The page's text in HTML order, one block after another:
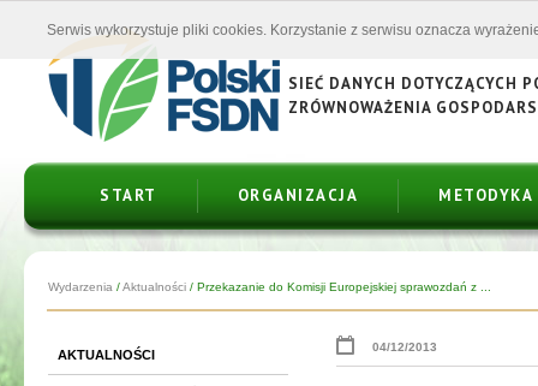
SIEĆ DANYCH DOTYCZĄCYCH
ZRÓWNOWAŻENIA
START ORGANIZACJA METODYKA
Wydarzenia /Aktualności / Przekazanie do Komisji Europejskiej sprawozdań z ...
AKTUALNOŚCI
04/12/2013
Serwis wykorzystuje pliki cookies. Korzystanie z serwisu oznacza